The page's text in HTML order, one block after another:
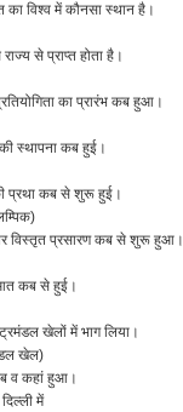
विश्व में कौनसा स्थान है।
से प्राप्त होता है।
का प्रारंभ कब हुआ।
स्थापना कब हुई।
प्रथा कब से शुरू हुई।
विस्तृत प्रसारण कब से शुरू हुआ।
कब से हुई।
खेलों में भाग लिया।
खेल)
व कहां हुआ।
में